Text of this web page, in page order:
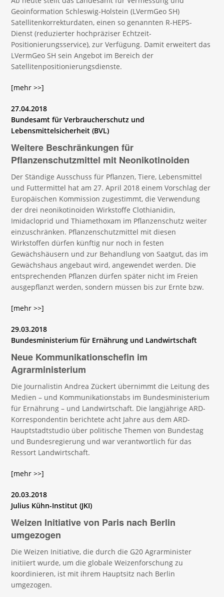
Geoinformation Schleswig-Holstein (LVermGeo SH)
Satellitenkorrekturdaten, einen so genannten R-HEPS-
Dienst (reduzierter hochpräziser Echtzeit-
Positionierungsservice), zur Verfügung. Damit erweitert das
LVermGeo SH sein Angebot im Bereich der
Satellitenpositionierungsdienste.
[mehr >>]
27.04.2018
Bundesamt für Verbraucherschutz und
Lebensmittelsicherheit (BVL)
Weitere Beschränkungen für
Pflanzenschutzmittel mit Neonikotinoiden
Der Ständige Ausschuss für Pflanzen, Tiere, Lebensmittel
und Futtermittel hat am 27. April 2018 einem Vorschlag der
Europäischen Kommission zugestimmt, die Verwendung
der drei neonikotinoiden Wirkstoffe Clothianidin,
Imidacloprid und Thiamethoxam im Pflanzenschutz weiter
einzuschränken. Pflanzenschutzmittel mit diesen
Wirkstoffen dürfen künftig nur noch in festen
Gewächshäusern und zur Behandlung von Saatgut, das im
Gewächshaus angebaut wird, angewendet werden. Die
entsprechenden Pflanzen dürfen später nicht im Freien
ausgepflanzt werden, sondern müssen bis zur Ernte bzw.
[mehr >>]
29.03.2018
Bundesministerium für Ernährung und Landwirtschaft
Neue Kommunikationschefin im
Agrarministerium
Die Journalistin Andrea Zückert übernimmt die Leitung des
Medien – und Kommunikationstabs im Bundesministerium
für Ernährung – und Landwirtschaft. Die langjährige ARD-
Korrespondentin berichtete acht Jahre aus dem ARD-
Hauptstadtstudio über politische Themen von Bundestag
und Bundesregierung und war verantwortlich für das
Ressort Landwirtschaft.
[mehr >>]
20.03.2018
Julius Kühn-Institut (JKI)
Weizen Initiative von Paris nach Berlin
umgezogen
Die Weizen Initiative, die durch die G20 Agrarminister
initiiert wurde, um die globale Weizenforschung zu
koordinieren, ist mit ihrem Hauptsitz nach Berlin
umgezogen.